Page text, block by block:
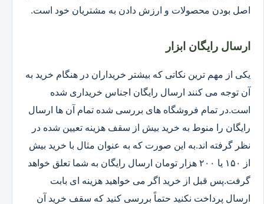
اصل بودن محصولات و ارزش دادن به مشتریان خود است.
ارسال رایگان ابزار
یکی از مهم ترین نکاتی که بیشتر خریداران در هنگام خرید به
آن توجه می کنند ارسال رایگان اجناس خریداری شده
است.در تمام فروشگاه های بررسی شده تمام آن ها ارسال
رایگان را منوط به خرید بیش از سقف هزینه تعیین شده در
نظر گرفته اند.به این صورت که به عنوان مثال با خرید بیش
از ۱۵۰ یا ۲۰۰ هزار تومان ارسال رایگان به شما تعلق خواهد
گرفت.پس قبل از خرید اگر می خواهید هزینه ای بابت
ارسال پرداخت نکنید حتماً بررسی کنید که سقف خرید آن